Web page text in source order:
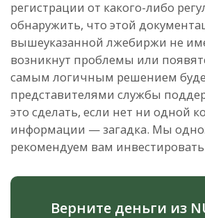
регистрации от какого-либо
обнаружить, что этой
вышеуказанной лжебиржи не
возникнут проблемы или
самым логичным решением
представителями службы
это сделать, если нет ни одной
информации — загадка. Мы
рекомендуем вам инвестировать
Верните деньги из